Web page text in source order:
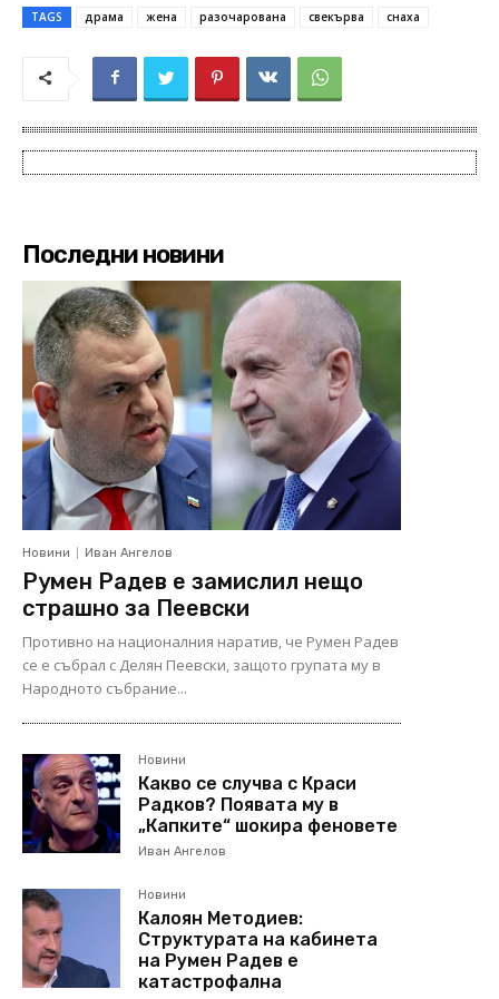
TAGS драма жена разочарована свекърва снаха
Последни новини
Новини Иван Ангелов
Румен Радев е замислил нещо
страшно за Пеевски
Противно на националния наратив, че Румен Радев
се е събрал с Делян Пеевски, защото групата му в
Народното събрание...
Новини
Какво се случва с Краси
Радков? Появата му в
„Капките“ шокира феновете
Иван Ангелов
Новини
Калоян Методиев:
Структурата на кабинета
на Румен Радев е
катастрофална